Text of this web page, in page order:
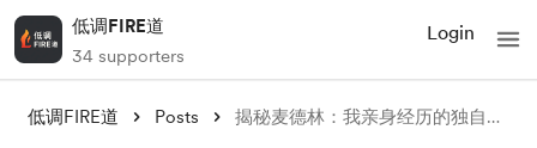
低调FIRE道
34 supporters
Login
低调FIRE道 Posts 揭秘麦德林：我亲身经历的独自旅行指南